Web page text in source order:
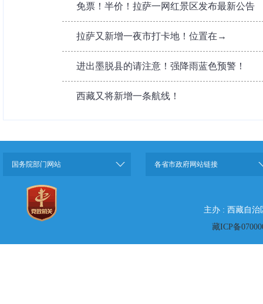
免票！半价！拉萨一网红景区发布最新公告
拉萨又新增一夜市打卡地！位置在→
进出墨脱县的请注意！强降雨蓝色预警！
西藏又将新增一条航线！
国务院部门网站 各省市政府网站链接
主办 : 西藏自治
藏ICP备